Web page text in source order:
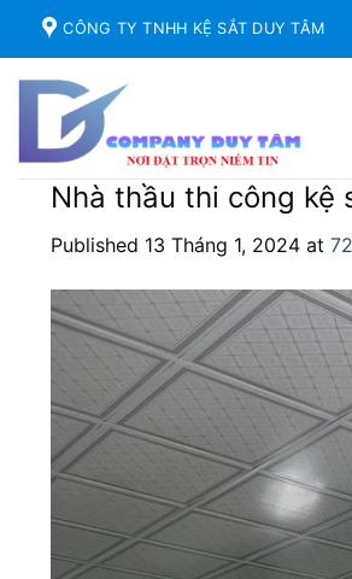
content
CÔNG TY TNHH KỆ SẮT DUY TÂM
Nhà thầu thi công kệ
Published 13 Tháng 1, 2024 at